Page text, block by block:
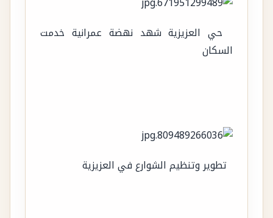
حي العزيزية شهد نهضة عمرانية خدمت
السكان
تطوير وتنظيم الشوارع في العزيزية